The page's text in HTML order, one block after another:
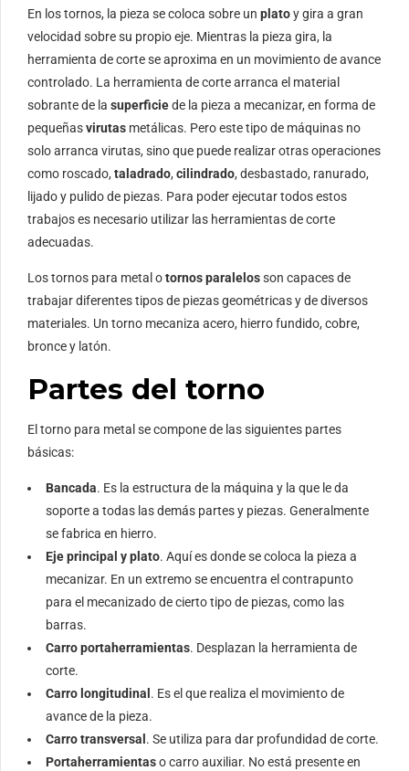
En los tornos, la pieza se coloca sobre un platoy gira a gran
velocidad sobre su propio eje. Mientras la pieza gira, la
herramienta de corte se aproxima en un movimiento de avance
controlado. La herramienta de corte arranca el material
sobrante de la superficiede la pieza a mecanizar, en forma de
pequeñasvirutas metálicas. Pero este tipo de máquinas no
solo arranca virutas, sino que puede realizar otras operaciones
como roscado, taladrado, cilindrado, desbastado, ranurado,
lijado y pulido de piezas. Para poder ejecutar todos estos
trabajos es necesario utilizar las herramientas de corte
adecuadas.
Los tornos para metal otornos paralelosson capaces de
trabajar diferentes tipos de piezas geométricas y de diversos
materiales. Un torno mecaniza acero, hierro fundido, cobre,
bronce y latón.
Partes del torno
El torno para metal se compone de las siguientes partes
básicas:
Bancada. Es la estructura de la máquina y la que le da
soporte a todas las demás partes y piezas. Generalmente
se fabrica en hierro.
Eje principal y plato. Aquí es donde se coloca la pieza a
mecanizar. En un extremo se encuentra el contrapunto
para el mecanizado de cierto tipo de piezas, como las
barras.
Carro portaherramientas. Desplazan la herramienta de
corte.
Carro longitudinal . Es el que realiza el movimiento de
avance de la pieza.
Carro transversal . Se utiliza para dar profundidad de corte.
Portaherramientaso carro auxiliar. No está presente en